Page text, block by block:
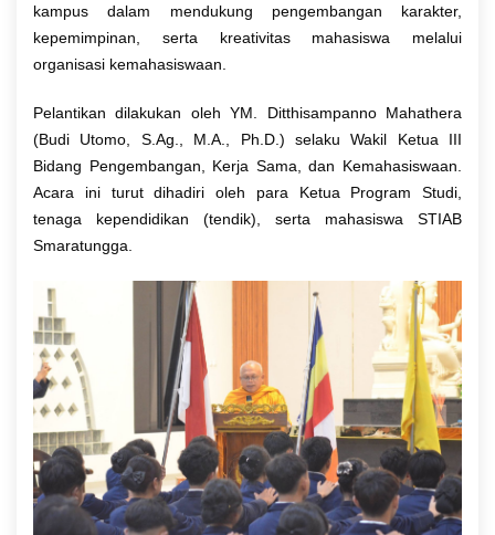
kampus dalam mendukung pengembangan karakter,
kepemimpinan, serta kreativitas mahasiswa melalui
organisasi kemahasiswaan.
Pelantikan dilakukan olehYM. Ditthisampanno Mahathera
(Budi Utomo, S.Ag., M.A., Ph.D.) selaku Wakil Ketua III
Bidang Pengembangan, Kerja Sama, dan Kemahasiswaan.
Acara ini turut dihadiri oleh para Ketua Program Studi,
tenaga kependidikan (tendik), serta mahasiswa STIAB
Smaratungga.